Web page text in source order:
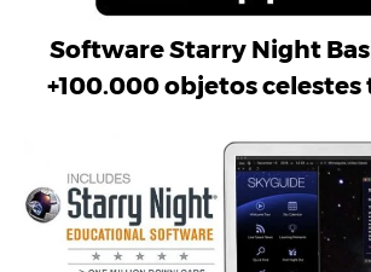
Software Starry Night
+100.000 objetos celestes